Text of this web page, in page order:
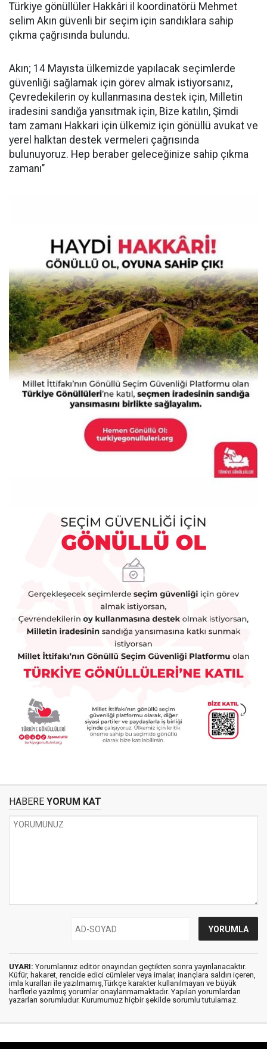
Türkiye gönüllüler Hakkâri il koordinatörü Mehmet
selim Akın güvenli bir seçim için sandıklara sahip
çıkma çağrısında bulundu.
Akın; 14 Mayısta ülkemizde yapılacak seçimlerde
güvenliği sağlamak için görev almak istiyorsanız,
Çevredekilerin oy kullanmasına destek için, Milletin
iradesini sandığa yansıtmak için, Bize katılın, Şimdi
tam zamanı Hakkari için ülkemiz için gönüllü avukat ve
yerel halktan destek vermeleri çağrısında
bulunuyoruz. Hep beraber geleceğinize sahip çıkma
zamanı’’
HABERE YORUM KAT
UYARI: Yorumlarınız editör onayından geçtikten sonra yayınlanacaktır.
Küfür, hakaret, rencide edici cümleler veya imalar, inançlara saldırı içeren,
imla kuralları ile yazılmamış,Türkçe karakter kullanılmayan ve büyük
harflerle yazılmış yorumlar onaylanmamaktadır. Yapılan yorumlardan
yazarları sorumludur. Kurumumuz hiçbir şekilde sorumlu tutulamaz.